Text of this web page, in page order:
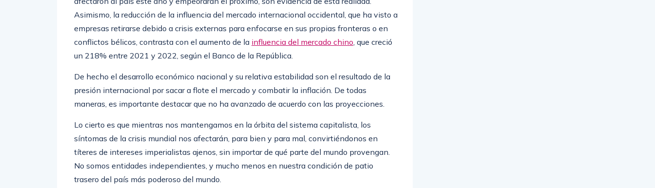
Asimismo, la reducción de la influencia del mercado internacional occidental, que ha visto a
empresas retirarse debido a crisis externas para enfocarse en sus propias fronteras o en
conflictos bélicos, contrasta con el aumento de la influencia del mercado chino , que creció
un 218% entre 2021 y 2022, según el Banco de la República.
De hecho el desarrollo económico nacional y su relativa estabilidad son el resultado de la
presión internacional por sacar a flote el mercado y combatir la inflación. De todas
maneras, es importante destacar que no ha avanzado de acuerdo con las proyecciones.
Lo cierto es que mientras nos mantengamos en la órbita del sistema capitalista, los
síntomas de la crisis mundial nos afectarán, para bien y para mal, convirtiéndonos en
títeres de intereses imperialistas ajenos, sin importar de qué parte del mundo provengan.
No somos entidades independientes, y mucho menos en nuestra condición de patio
trasero del país más poderoso del mundo.